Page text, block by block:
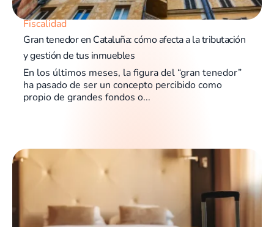
Fiscalidad
Gran tenedor en Cataluña: cómo afecta a la tributación
y gestión de tus inmuebles
En los últimos meses, la figura del “gran tenedor”
ha pasado de ser un concepto percibido como
propio de grandes fondos o...